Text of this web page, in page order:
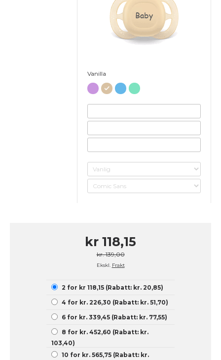
Baby
Vanilla
kr 118,15
kr. 139,00
Ekskl. Frakt
2 for kr 118,15 (Rabatt: kr. 20,85)
4 for kr. 226,30 (Rabatt: kr. 51,70)
6 for kr. 339,45 (Rabatt: kr. 77,55)
8 for kr. 452,60 (Rabatt: kr.
103,40)
10 for kr. 565,75 (Rabatt: kr.